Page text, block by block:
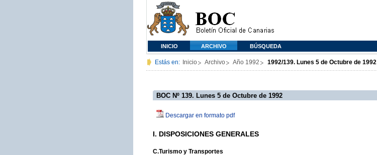
INICIO ARCHIVO BÚSQUEDA
Estás en: Inicio Archivo Año 1992 1992/139. Lunes 5 de Octubre de 1992
BOC Nº 139. Lunes 5 de Octubre de 1992
Descargar en formato pdf
I. DISPOSICIONES GENERALES
C.Turismo y Transportes